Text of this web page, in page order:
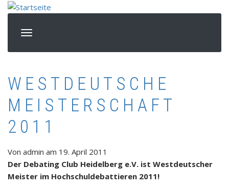
Direkt
WESTDEUTSCHE
MEISTERSCHAFT
2011
Von admin am 19. April 2011
Der Debating Club Heidelberg e.V. ist Westdeutscher
Meister im Hochschuldebattieren 2011!